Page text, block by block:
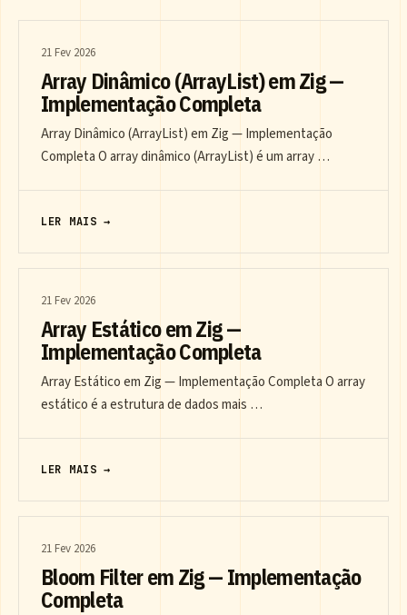
21 Fev 2026
Array Dinâmico (ArrayList) em Zig —
Implementação Completa
Array Dinâmico (ArrayList) em Zig — Implementação
Completa O array dinâmico (ArrayList) é um array …
LER MAIS →
21 Fev 2026
Array Estático em Zig —
Implementação Completa
Array Estático em Zig — Implementação Completa O array
estático é a estrutura de dados mais …
LER MAIS →
21 Fev 2026
Bloom Filter em Zig — Implementação
Completa